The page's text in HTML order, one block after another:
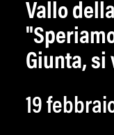
Vallo
Giunta, si
19